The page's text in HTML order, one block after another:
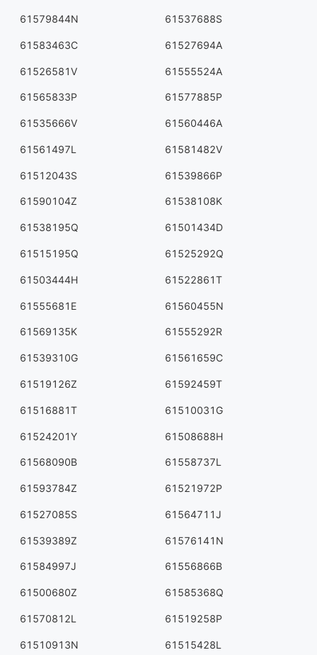
61579844N 61537688S
61583463C 61527694A
61526581V 61555524A
61565833P 61577885P
61535666V 61560446A
61561497L 61581482V
61512043S 61539866P
61590104Z 61538108K
61538195Q 61501434D
61515195Q 61525292Q
61503444H 61522861T
61555681E 61560455N
61569135K 61555292R
61539310G 61561659C
61519126Z 61592459T
61516881T 61510031G
61524201Y 61508688H
61568090B 61558737L
61593784Z 61521972P
61527085S 61564711J
61539389Z 61576141N
61584997J 61556866B
61500680Z 61585368Q
61570812L 61519258P
61510913N 61515428L